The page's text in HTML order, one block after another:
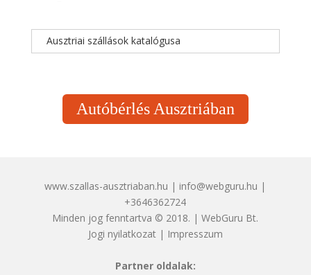
Ausztriai szállások katalógusa
Autóbérlés Ausztriában
www.szallas-ausztriaban.hu | info@webguru.hu |
+3646362724
Minden jog fenntartva © 2018. | WebGuru Bt.
Jogi nyilatkozat| Impresszum
Partner oldalak: